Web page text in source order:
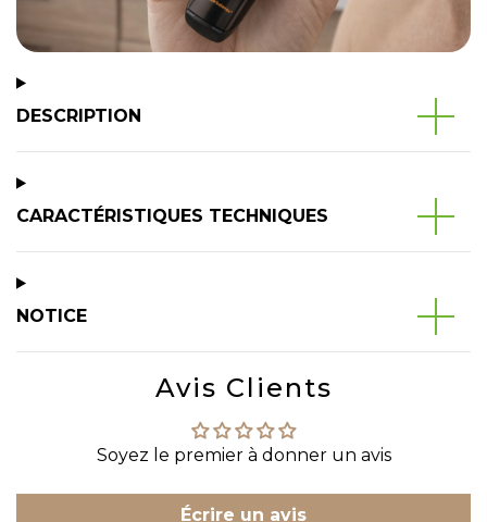
DESCRIPTION
CARACTÉRISTIQUES TECHNIQUES
NOTICE
Avis Clients
Soyez le premier à donner un avis
Écrire un avis